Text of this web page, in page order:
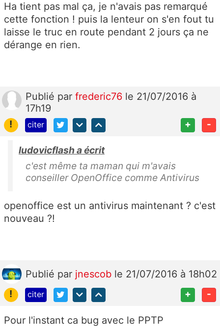
Ha tient pas mal ça, je n'avais pas remarqué
cette fonction ! puis la lenteur on s'en fout tu
laisse le truc en route pendant 2 jours ça ne
dérange en rien.
Publié par frederic76 le 21/07/2016 à
17h19
!
citer + -
ludovicflash a écrit
c'est même ta maman qui m'avais
conseiller OpenOffice comme Antivirus
openoffice est un antivirus maintenant ? c'est
nouveau ?!
Publié par jnescob le 21/07/2016 à 18h02
!
citer + -
Pour l'instant ca bug avec le PPTP